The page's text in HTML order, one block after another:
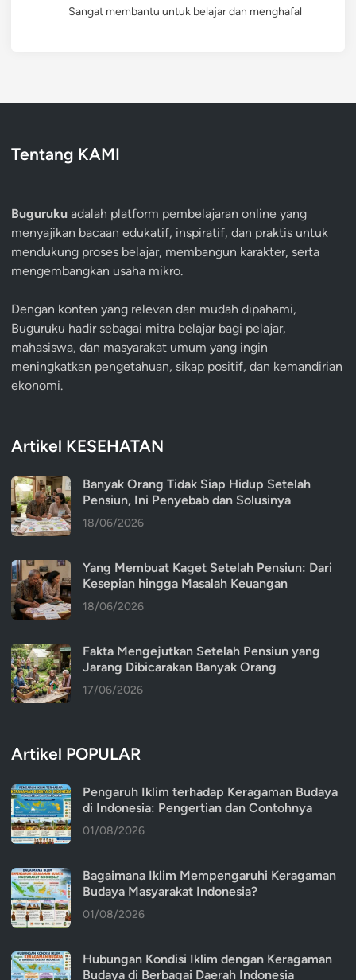
Sangat membantu untuk belajar dan menghafal
Tentang KAMI
Buguruku adalah platform pembelajaran online yang
menyajikan bacaan edukatif, inspiratif, dan praktis untuk
mendukung proses belajar, membangun karakter, serta
mengembangkan usaha mikro.
Dengan konten yang relevan dan mudah dipahami,
Buguruku hadir sebagai mitra belajar bagi pelajar,
mahasiswa, dan masyarakat umum yang ingin
meningkatkan pengetahuan, sikap positif, dan kemandirian
ekonomi.
Artikel KESEHATAN
Banyak Orang Tidak Siap Hidup Setelah
Pensiun, Ini Penyebab dan Solusinya
18/06/2026
Yang Membuat Kaget Setelah Pensiun: Dari
Kesepian hingga Masalah Keuangan
18/06/2026
Fakta Mengejutkan Setelah Pensiun yang
Jarang Dibicarakan Banyak Orang
17/06/2026
Artikel POPULAR
Pengaruh Iklim terhadap Keragaman Budaya
di Indonesia: Pengertian dan Contohnya
01/08/2026
Bagaimana Iklim Mempengaruhi Keragaman
Budaya Masyarakat Indonesia?
01/08/2026
Hubungan Kondisi Iklim dengan Keragaman
Budaya di Berbagai Daerah Indonesia